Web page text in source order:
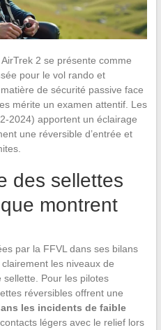
2 se présente comme
pour le vol rando et
de sécurité passive face
mérite un examen attentif. Les
2024) apportent un éclairage
une réversible d’entrée et
des sellettes
montrent
par la FFVL dans ses bilans
les niveaux de
Pour les pilotes
réversibles offrent une
les incidents de faible
légers avec le relief lors